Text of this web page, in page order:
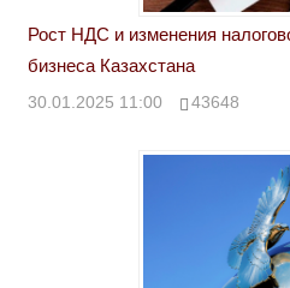
Рост НДС и изменения
бизнеса Казахстана
30.01.2025 11:00 43648